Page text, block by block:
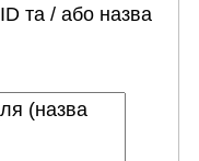
ID та / або назва